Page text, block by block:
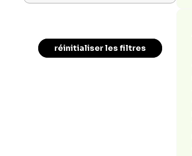
réinitialiser les filtres